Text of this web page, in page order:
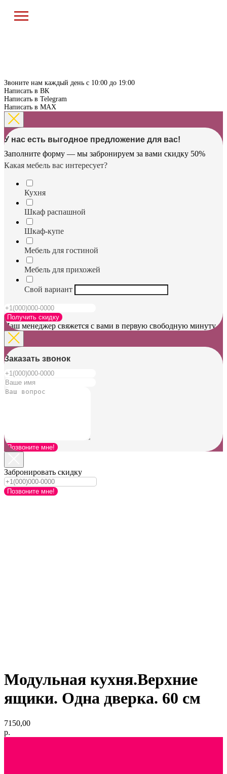
Звоните нам каждый день с 10:00 до 19:00
Написать в ВК
Написать в Telegram
Написать в MAX
У нас есть выгодное предложение для вас!
Заполните форму — мы забронируем за вами скидку 50%
Какая мебель вас интересует?
Кухня
Шкаф распашной
Шкаф-купе
Мебель для гостиной
Мебель для прихожей
Свой вариант
Получить скидку
Наш менеджер свяжется с вами в первую свободную минуту
Заказать звонок
Позвоните мне!
Забронировать скидку
Позвоните мне!
Модульная кухня.Верхние
ящики. Одна дверка. 60 см
7150,00
р.